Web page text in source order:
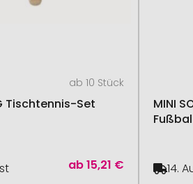
ab 10 Stück
Tischtennis-Set
ab15,21 €
MINI
14.